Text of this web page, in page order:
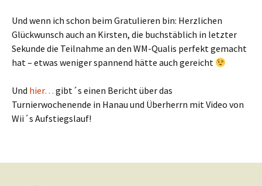
Und wenn ich schon beim Gratulieren bin: Herzlichen
Glückwunsch auch an Kirsten, die buchstäblich in letzter
Sekunde die Teilnahme an den WM-Qualis perfekt gemacht
hat – etwas weniger spannend hätte auch gereicht
Und hier… gibt´s einen Bericht über das
Turnierwochenende in Hanau und Überherrn mit Video von
Wii´s Aufstiegslauf!